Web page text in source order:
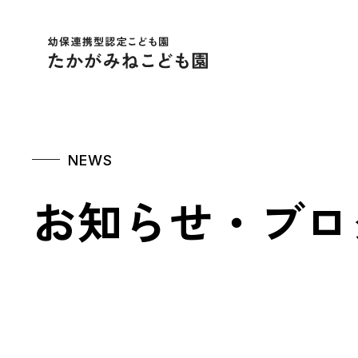
幼保連携型認定こど
NEWS
お知らせ・ブ